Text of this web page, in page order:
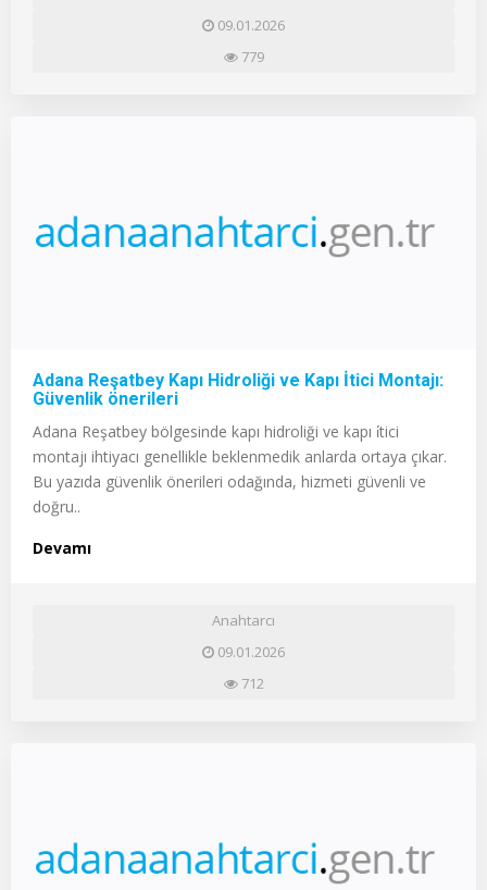
09.01.2026
779
Adana Reşatbey Kapı Hidroliği ve Kapı İtici Montajı:
Güvenlik önerileri
Adana Reşatbey bölgesinde kapı hidroliği ve kapı i̇tici
montajı ihtiyacı genellikle beklenmedik anlarda ortaya çıkar.
Bu yazıda güvenlik önerileri odağında, hizmeti güvenli ve
doğru..
Devamı
Anahtarcı
09.01.2026
712